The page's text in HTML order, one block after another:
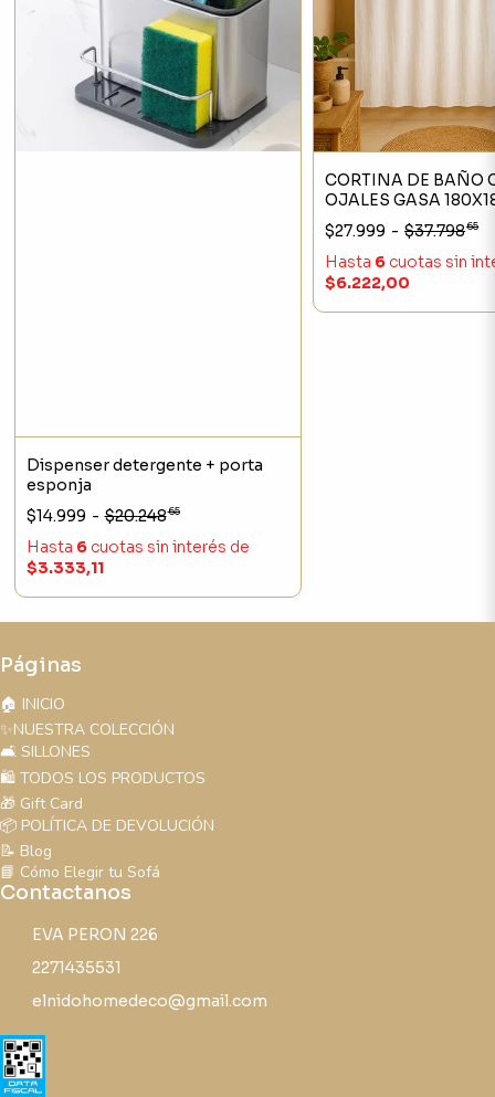
Dispenser detergente + porta
esponja
$14.999 - $20.24865
Hasta 6cuotas sin interés de
$3.333,11
CORTINA DE BAÑO
OJALES GASA
$27.999 - $37.79865
Hasta 6 cuotas sin
$6.222,00
Páginas
🏠 INICIO
✨NUESTRA COLECCIÓN
🛋️ SILLONES
🛍️ TODOS LOS PRODUCTOS
🎁 Gift Card
📦 POLÍTICA DE DEVOLUCIÓN
📝 Blog
📘 Cómo Elegir tu Sofá
Contactanos
EVA PERON 226
2271435531
elnidohomedeco@gmail.com